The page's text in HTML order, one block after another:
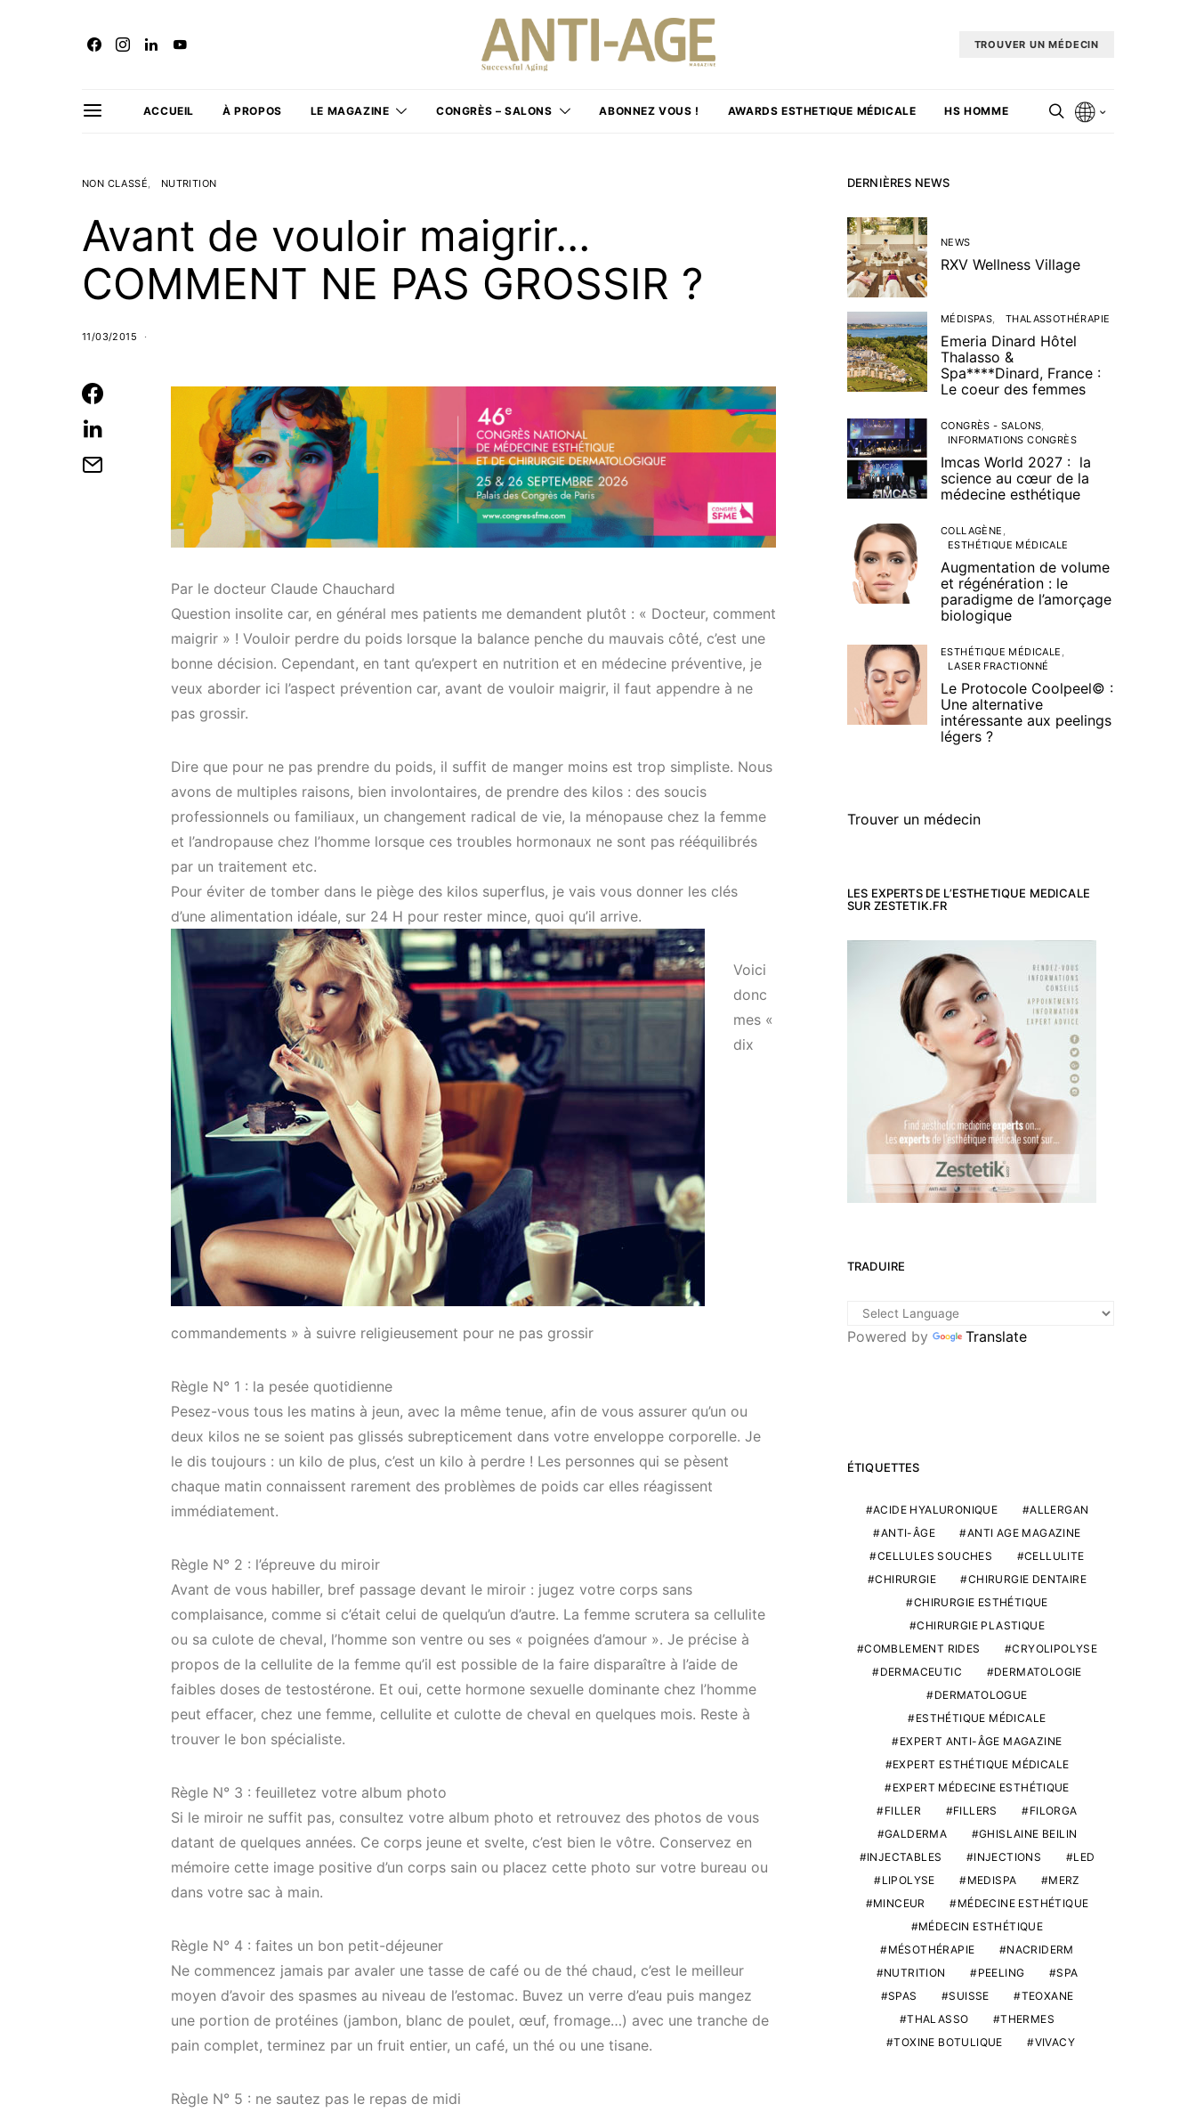
TROUVER UN MÉDECIN
ACCUEIL À PROPOS LE MAGAZINE CONGRÈS – SALONS ABONNEZ VOUS ! AWARDS ESTHETIQUE MÉDICALE HS HOMME
NON CLASSÉ NUTRITION
Avant de vouloir maigrir…
COMMENT NE PAS GROSSIR ?
11/03/2015
Par le docteur Claude Chauchard
Question insolite car, en général mes patients me demandent plutôt : « Docteur, comment
maigrir » ! Vouloir perdre du poids lorsque la balance penche du mauvais côté, c’est une
bonne décision. Cependant, en tant qu’expert en nutrition et en médecine préventive, je
veux aborder ici l’aspect prévention car, avant de vouloir maigrir, il faut appendre à ne
pas grossir.
Dire que pour ne pas prendre du poids, il suffit de manger moins est trop simpliste. Nous
avons de multiples raisons, bien involontaires, de prendre des kilos : des soucis
professionnels ou familiaux, un changement radical de vie, la ménopause chez la femme
et l’andropause chez l’homme lorsque ces troubles hormonaux ne sont pas rééquilibrés
par un traitement etc.
Pour éviter de tomber dans le piège des kilos superflus, je vais vous donner les clés
d’une alimentation idéale, sur 24 H pour rester mince, quoi qu’il arrive.
Voici
donc
mes «
dix
commandements » à suivre religieusement pour ne pas grossir
Règle N° 1 : la pesée quotidienne
Pesez-vous tous les matins à jeun, avec la même tenue, afin de vous assurer qu’un ou
deux kilos ne se soient pas glissés subrepticement dans votre enveloppe corporelle. Je
le dis toujours : un kilo de plus, c’est un kilo à perdre ! Les personnes qui se pèsent
chaque matin connaissent rarement des problèmes de poids car elles réagissent
immédiatement.
Règle N° 2 : l’épreuve du miroir
Avant de vous habiller, bref passage devant le miroir : jugez votre corps sans
complaisance, comme si c’était celui de quelqu’un d’autre. La femme scrutera sa cellulite
ou sa culote de cheval, l’homme son ventre ou ses « poignées d’amour ». Je précise à
propos de la cellulite de la femme qu’il est possible de la faire disparaître à l’aide de
faibles doses de testostérone. Et oui, cette hormone sexuelle dominante chez l’homme
peut effacer, chez une femme, cellulite et culotte de cheval en quelques mois. Reste à
trouver le bon spécialiste.
Règle N° 3 : feuilletez votre album photo
Si le miroir ne suffit pas, consultez votre album photo et retrouvez des photos de vous
datant de quelques années. Ce corps jeune et svelte, c’est bien le vôtre. Conservez en
mémoire cette image positive d’un corps sain ou placez cette photo sur votre bureau ou
dans votre sac à main.
Règle N° 4 : faites un bon petit-déjeuner
Ne commencez jamais par avaler une tasse de café ou de thé chaud, c’est le meilleur
moyen d’avoir des spasmes au niveau de l’estomac. Buvez un verre d’eau puis mangez
une portion de protéines (jambon, blanc de poulet, œuf, fromage…) avec une tranche de
pain complet, terminez par un fruit entier, un café, un thé ou une tisane.
Règle N° 5 : ne sautez pas le repas de midi
DERNIÈRES NEWS
NEWS
RXV Wellness Village
MÉDISPAS THALASSOTHÉRAPIE
Emeria Dinard Hôtel
Thalasso &
Spa****Dinard, France :
Le coeur des femmes
CONGRÈS - SALONS
INFORMATIONS CONGRÈS
Imcas World 2027 : la
science au cœur de la
médecine esthétique
COLLAGÈNE
ESTHÉTIQUE MÉDICALE
Augmentation de volume
et régénération : le
paradigme de l’amorçage
biologique
ESTHÉTIQUE MÉDICALE
LASER FRACTIONNÉ
Le Protocole Coolpeel© :
Une alternative
intéressante aux peelings
légers ?
Trouver un médecin
LES EXPERTS DE L’ESTHETIQUE MEDICALE
SUR ZESTETIK.FR
TRADUIRE
Powered by Translate
ÉTIQUETTES
ACIDE HYALURONIQUE
ALLERGAN
ANTI-ÂGE
ANTI AGE MAGAZINE
CELLULES SOUCHES
CELLULITE
CHIRURGIE
CHIRURGIE DENTAIRE
CHIRURGIE ESTHÉTIQUE
CHIRURGIE PLASTIQUE
COMBLEMENT RIDES
CRYOLIPOLYSE
DERMACEUTIC
DERMATOLOGIE
DERMATOLOGUE
ESTHÉTIQUE MÉDICALE
EXPERT ANTI-ÂGE MAGAZINE
EXPERT ESTHÉTIQUE MÉDICALE
EXPERT MÉDECINE ESTHÉTIQUE
FILLER
FILLERS
FILORGA
GALDERMA
GHISLAINE BEILIN
INJECTABLES
INJECTIONS
LED
LIPOLYSE
MEDISPA
MERZ
MINCEUR
MÉDECINE ESTHÉTIQUE
MÉDECIN ESTHÉTIQUE
MÉSOTHÉRAPIE
NACRIDERM
NUTRITION
PEELING
SPA
SPAS
SUISSE
TEOXANE
THALASSO
THERMES
TOXINE BOTULIQUE
VIVACY